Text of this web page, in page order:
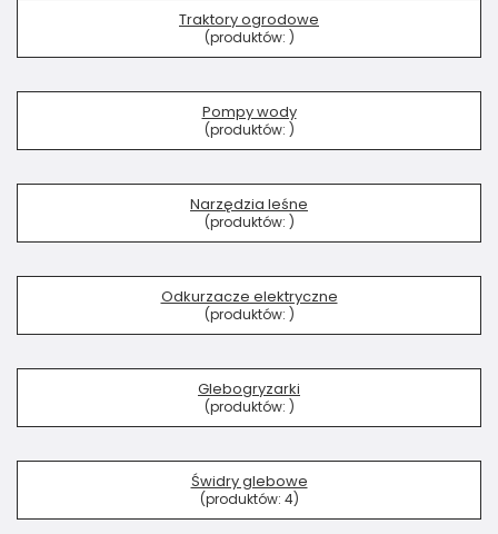
Traktory ogrodowe
(produktów: )
Pompy wody
(produktów: )
Narzędzia leśne
(produktów: )
Odkurzacze elektryczne
(produktów: )
Glebogryzarki
(produktów: )
Świdry glebowe
(produktów: 4)